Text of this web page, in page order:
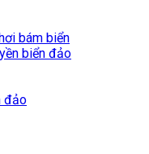
bám biển
biển đảo
đảo